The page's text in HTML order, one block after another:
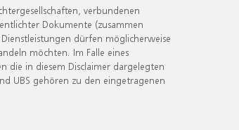
verbundenen
Dokumente (zusammen
dürfen möglicherweise
möchten. Im Falle eines
die in diesem Disclaimer dargelegten
UBS gehören zu den eingetragenen